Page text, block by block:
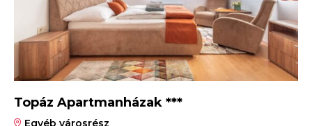
Topáz Apartmanházak ***
Egyéb városrész